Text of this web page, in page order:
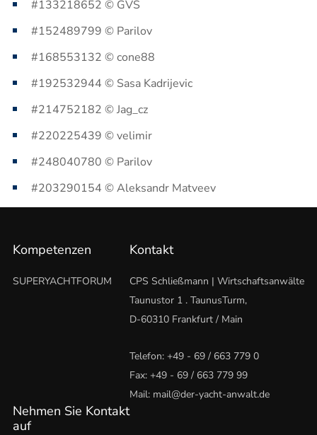
#133218652 © GVS
#152489799 © Parilov
#168553132 © cone88
#192532944 © Sasa Kadrijevic
#214752182 © Jag_cz
#220225439 © velimir
#248040780 © Parilov
#203290154 © Aleksandr Matveev
Kompetenzen
SUPERYACHTFORUM
Kontakt
CPS Schließmann | Wirtschaftsanwälte
Taunustor 1 . TaunusTurm,
D-60310 Frankfurt / Main
Telefon: +49 - 69 / 663 779 0
Fax: +49 - 69 / 663 779 99
Mail: mail@der-yacht-anwalt.de
Nehmen Sie Kontakt
auf